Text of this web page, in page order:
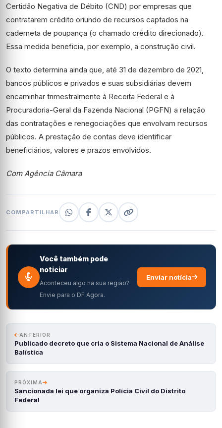
Certidão Negativa de Débito (CND) por empresas que
contratarem crédito oriundo de recursos captados na
caderneta de poupança (o chamado crédito direcionado).
Essa medida beneficia, por exemplo, a construção civil.
O texto determina ainda que, até 31 de dezembro de 2021,
bancos públicos e privados e suas subsidiárias devem
encaminhar trimestralmente à Receita Federal e à
Procuradoria-Geral da Fazenda Nacional (PGFN) a relação
das contratações e renegociações que envolvam recursos
públicos. A prestação de contas deve identificar
beneficiários, valores e prazos envolvidos.
Com Agência Câmara
COMPARTILHAR
Você também pode
noticiar
Aconteceu algo na sua região?
Envie para o DF Agora.
Enviar notícia
ANTERIOR
Publicado decreto que cria o Sistema Nacional de Análise
Balística
PRÓXIMA
Sancionada lei que organiza Polícia Civil do Distrito
Federal